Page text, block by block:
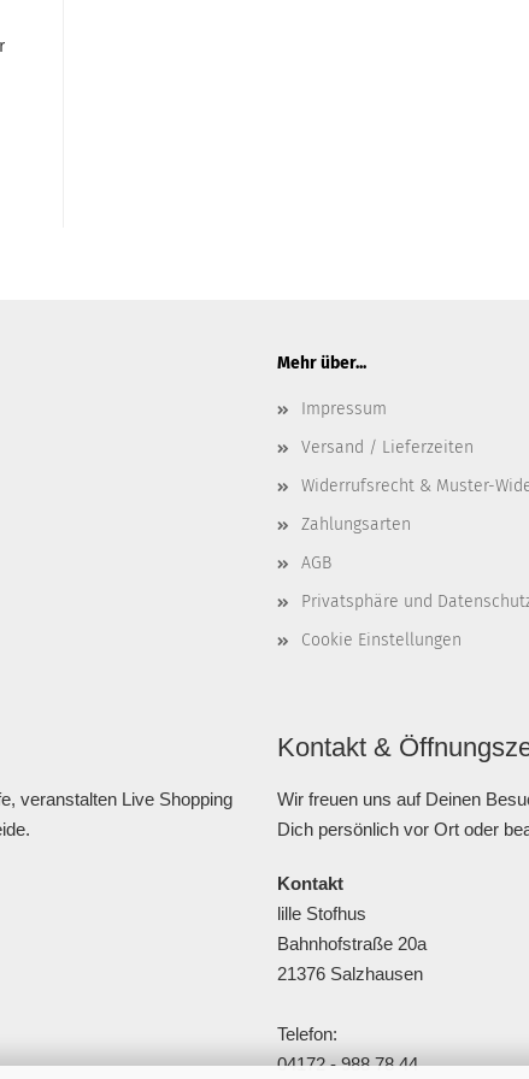
Mehr über...
Impressum
Versand / Lieferzeiten
Widerrufsrecht & Muster-
Zahlungsarten
AGB
Privatsphäre und
Cookie Einstellungen
veranstalten Live Shopping
Kontakt &
Wir freuen uns auf Deinen
Dich persönlich vor Ort oder
Kontakt
lille Stofhus
Bahnhofstraße 20a
21376 Salzhausen
Telefon:
04172 - 988 78 44